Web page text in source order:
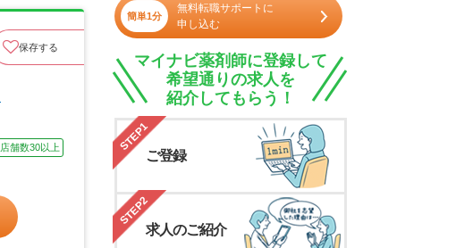
保存する
店舗数30以上
簡単1分
無料転職サポートに
申し込む
マイナビ薬剤師に登録して
希望通りの求人を
紹介してもらう！
STEP1
ご登録
STEP2
求人のご紹介